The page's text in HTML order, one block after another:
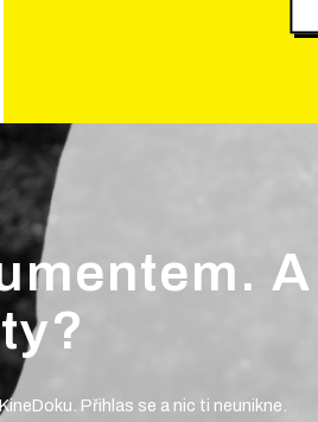
A
Přihlas se a nic ti neunikne.